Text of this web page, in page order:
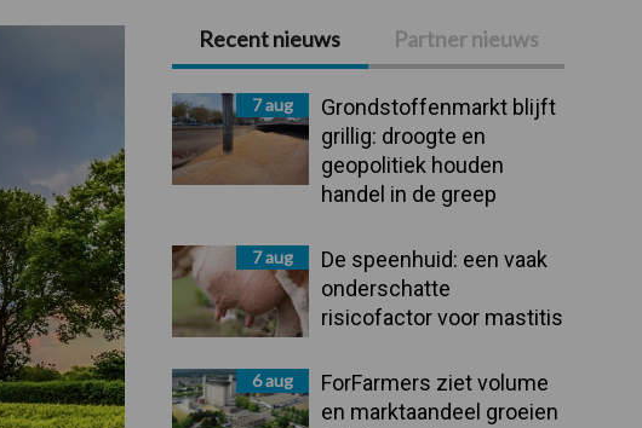
Primaire
Sidebar
Recent nieuws Partner nieuws
7 aug
Grondstoffenmarkt blijft
grillig: droogte en
geopolitiek houden
handel in de greep
7 aug
De speenhuid: een vaak
onderschatte
risicofactor voor mastitis
6 aug
ForFarmers ziet volume
en marktaandeel groeien